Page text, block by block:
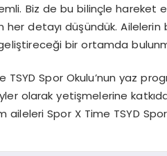
Biz de bu bilinçle hareket
her detayı düşündük.
bir ortamda
TSYD Spor Okulu’nun yaz
olarak yetişmelerine katkıda
aileleri Spor X Time TSYD